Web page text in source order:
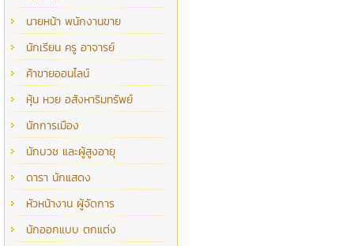
นายหน้า พนักงานขาย
นักเรียน ครู อาจารย์
ค้าขายออนไลน์
หุ้น หวย อสังหาริมทรัพย์
นักการเมือง
นักบวช และผู้สูงอายุ
ดารา นักแสดง
หัวหน้างาน ผู้จัดการ
นักออกแบบ ตกแต่ง